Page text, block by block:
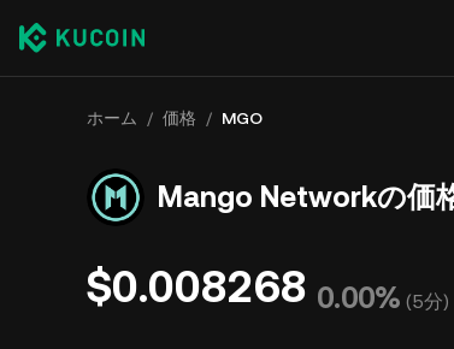
ホーム / 価格 / MGO
Mango Networkの価
$0.008268 0.00% (5分)